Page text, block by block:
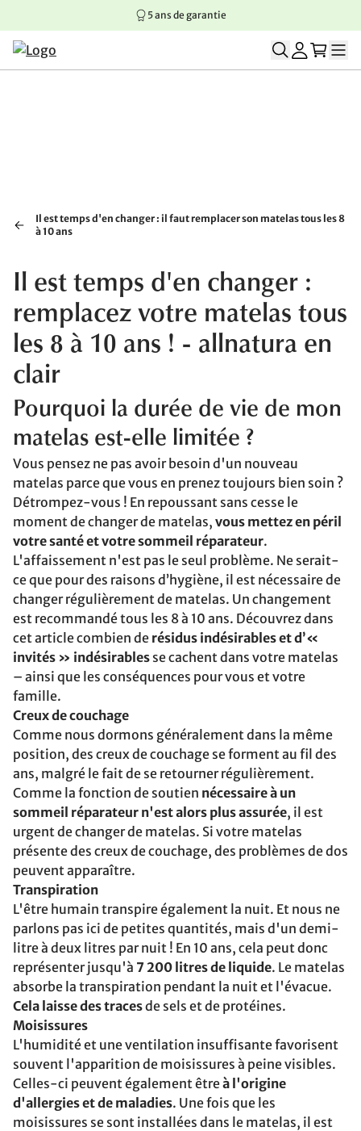
Aller au contenu principal
Aller à la navigation principale
Aller au pied de page
5 ans de garantie
Il est temps d'en changer : il faut remplacer son matelas tous les 8
à 10 ans
Il est temps d'en changer :
remplacez votre matelas tous
les 8 à 10 ans ! - allnatura en
clair
Pourquoi la durée de vie de mon
matelas est-elle limitée ?
Vous pensez ne pas avoir besoin d'un nouveau
matelas parce que vous en prenez toujours bien soin ?
Détrompez-vous ! En repoussant sans cesse le
moment de changer de matelas, vous mettez en péril
votre santé et votre sommeil réparateur.
L'affaissement n'est pas le seul problème. Ne serait-
ce que pour des raisons d’hygiène, il est nécessaire de
changer régulièrement de matelas. Un changement
est recommandé tous les 8 à 10 ans. Découvrez dans
cet article combien de résidus indésirables et d’«
invités » indésirables se cachent dans votre matelas
– ainsi que les conséquences pour vous et votre
famille.
Creux de couchage
Comme nous dormons généralement dans la même
position, des creux de couchage se forment au fil des
ans, malgré le fait de se retourner régulièrement.
Comme la fonction de soutien nécessaire à un
sommeil réparateur n'est alors plus assurée, il est
urgent de changer de matelas. Si votre matelas
présente des creux de couchage, des problèmes de dos
peuvent apparaître.
Transpiration
L'être humain transpire également la nuit. Et nous ne
parlons pas ici de petites quantités, mais d'un demi-
litre à deux litres par nuit ! En 10 ans, cela peut donc
représenter jusqu'à 7 200 litres de liquide. Le matelas
absorbe la transpiration pendant la nuit et l'évacue.
Cela laisse des tracesde sels et de protéines.
Moisissures
L'humidité et une ventilation insuffisante favorisent
souvent l'apparition de moisissures à peine visibles.
Celles-ci peuvent également êtreà l'origine
d'allergies et de maladies. Une fois que les
moisissures se sont installées dans le matelas, il est